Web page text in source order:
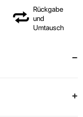
Rückgabe
und
Umtausch